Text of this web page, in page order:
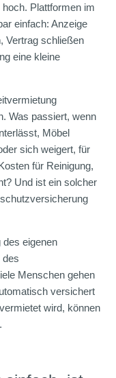
Plattformen im
einfach: Anzeige
Vertrag schließen
eine kleine
Was passiert, wenn
Möbel
sich weigert, für
für Reinigung,
Und ist ein solcher
des eigenen
des
Menschen gehen
versichert
wird, können